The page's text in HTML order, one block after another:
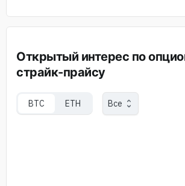
Открытый интерес по
страйк-прайсу
BTC ETH Все